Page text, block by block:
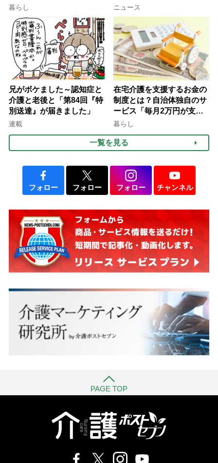
行語大賞にノミネート、法
律にも明記されたが果たし
て現在は？
暮らし
ぐ「揺れる一粒」の使い分
け方
ニュース
兄がボケました～認知症と
介護と老後と「第84回『特
別送達』が届きました」
連載
在宅介護を支援するお金の
制度とは？自治体独自のサ
ービス「毎月2万円が支給
される」ケースも【FP解
暮らし
一覧を見る
フォロー フォロー フォロー チャンネル
PAGE TOP